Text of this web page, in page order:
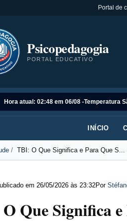
Portal de
Psicopedagogia
PORTAL EDUCATIVO
Hora atual: 02:48 em 06/08 -Temperatura
INÍCIO
TBI: O Que Significa e Para Que S...
em 26/05/2026 às 23:32Por
Que Significa e